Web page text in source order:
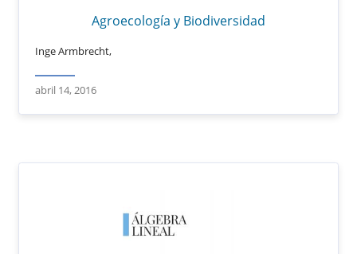
Agroecología y Biodiversidad
Inge Armbrecht,
abril 14, 2016